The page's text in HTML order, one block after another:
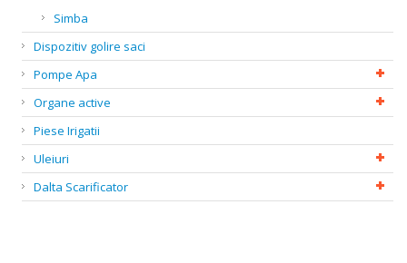
Simba
Dispozitiv golire saci
Pompe Apa
Organe active
Piese Irigatii
Uleiuri
Dalta Scarificator